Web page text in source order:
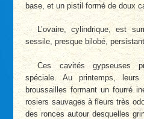
base, et un pistil formé de doux
L’ovaire, cylindrique, est
sessile, presque bilobé,
Ces cavités gypseuses
spéciale. Au printemps,
broussailles formant un fourré
rosiers sauvages à fleurs très
des ronces autour desquelles